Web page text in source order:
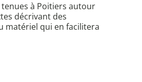
à Poitiers autour
décrivant des
matériel qui en facilitera